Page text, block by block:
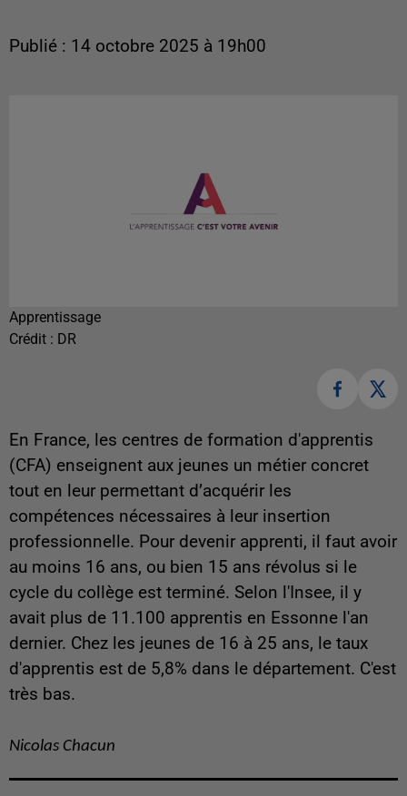
Publié : 14 octobre 2025 à 19h00
Apprentissage
Crédit : DR
En France, les centres de formation d'apprentis
(CFA) enseignent aux jeunes un métier concret
tout en leur permettant d’acquérir les
compétences nécessaires à leur insertion
professionnelle. Pour devenir apprenti, il faut avoir
au moins 16 ans, ou bien 15 ans révolus si le
cycle du collège est terminé. Selon l'Insee, il y
avait plus de 11.100 apprentis en Essonne l'an
dernier. Chez les jeunes de 16 à 25 ans, le taux
d'apprentis est de 5,8% dans le département. C'est
très bas.
Nicolas Chacun